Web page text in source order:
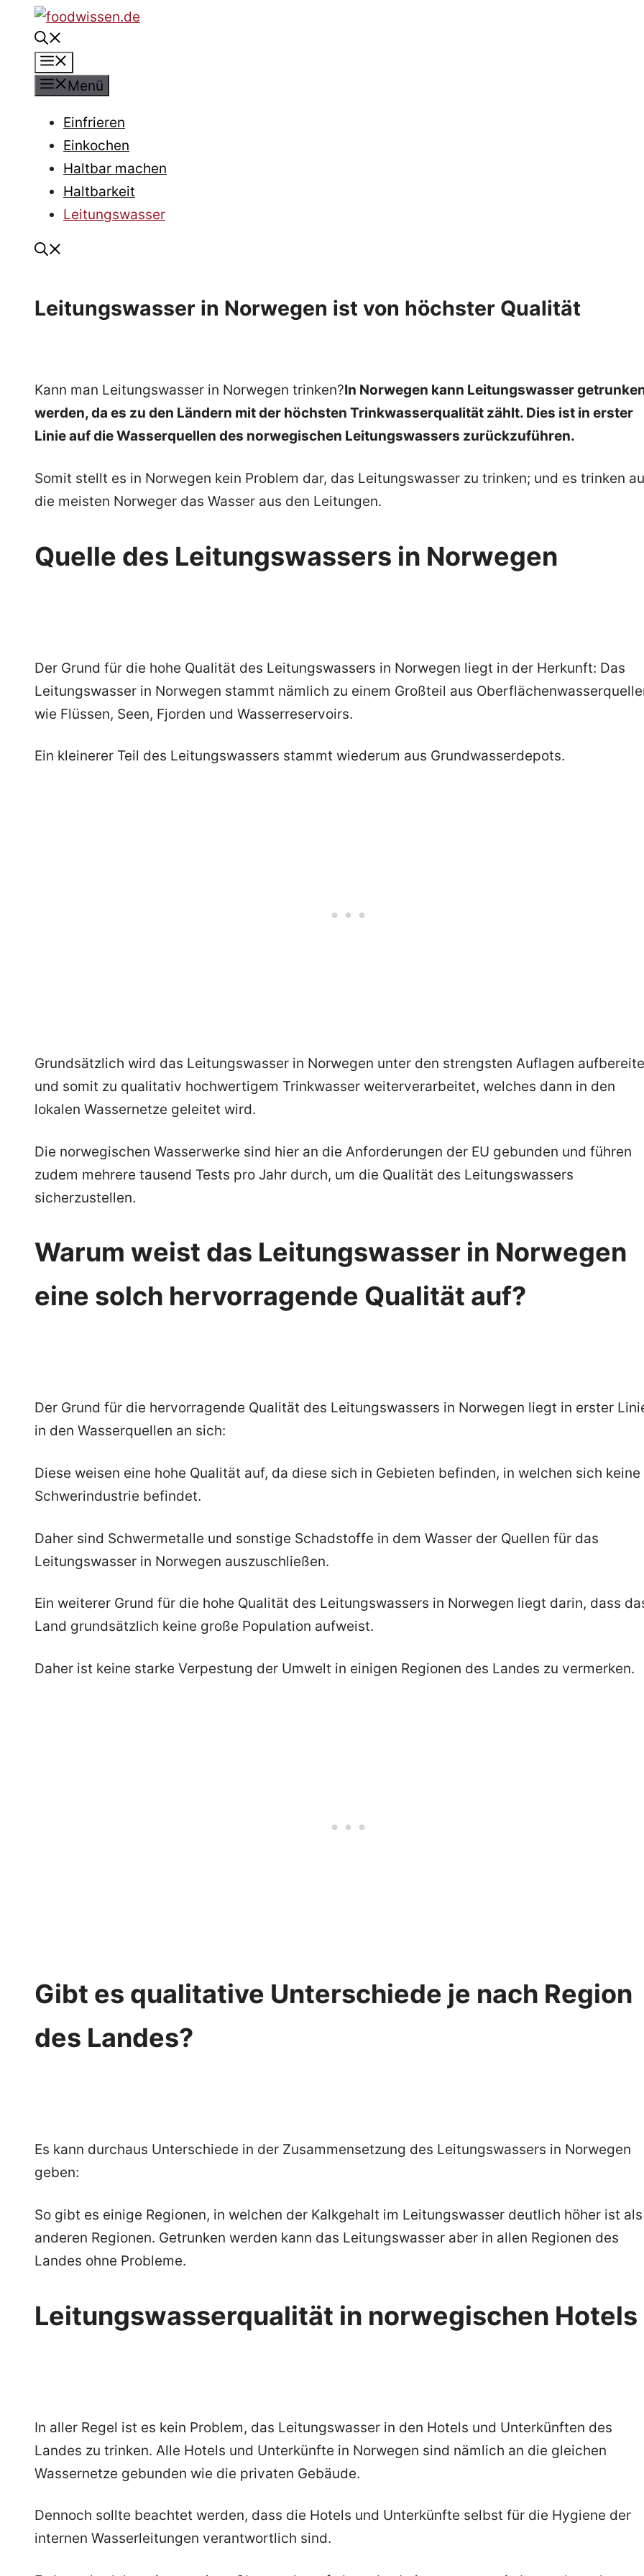
Inhalt
springen
Menü
Einfrieren
Einkochen
Haltbar machen
Haltbarkeit
Leitungswasser
Leitungswasser in Norwegen ist von höchster Qualität
Kann man Leitungswasser in Norwegen trinken?In Norwegen kann Leitungswasser
werden, da es zu den Ländern mit der höchsten Trinkwasserqualität zählt. Dies ist in erster
Linie auf die Wasserquellen des norwegischen Leitungswassers zurückzuführen.
Somit stellt es in Norwegen kein Problem dar, das Leitungswasser zu trinken; und es trinken
die meisten Norweger das Wasser aus den Leitungen.
Quelle des Leitungswassers in Norwegen
Der Grund für die hohe Qualität des Leitungswassers in Norwegen liegt in der Herkunft: Das
Leitungswasser in Norwegen stammt nämlich zu einem Großteil aus
wie Flüssen, Seen, Fjorden und Wasserreservoirs.
Ein kleinerer Teil des Leitungswassers stammt wiederum aus Grundwasserdepots.
Grundsätzlich wird das Leitungswasser in Norwegen unter den strengsten Auflagen
und somit zu qualitativ hochwertigem Trinkwasser weiterverarbeitet, welches dann in den
lokalen Wassernetze geleitet wird.
Die norwegischen Wasserwerke sind hier an die Anforderungen der EU gebunden und führen
zudem mehrere tausend Tests pro Jahr durch, um die Qualität des Leitungswassers
sicherzustellen.
Warum weist das Leitungswasser in Norwegen
eine solch hervorragende Qualität auf?
Der Grund für die hervorragende Qualität des Leitungswassers in Norwegen liegt in erster
in den Wasserquellen an sich:
Diese weisen eine hohe Qualität auf, da diese sich in Gebieten befinden, in welchen sich keine
Schwerindustrie befindet.
Daher sind Schwermetalle und sonstige Schadstoffe in dem Wasser der Quellen für das
Leitungswasser in Norwegen auszuschließen.
Ein weiterer Grund für die hohe Qualität des Leitungswassers in Norwegen liegt darin, dass
Land grundsätzlich keine große Population aufweist.
Daher ist keine starke Verpestung der Umwelt in einigen Regionen des Landes zu vermerken.
Gibt es qualitative Unterschiede je nach Region
des Landes?
Es kann durchaus Unterschiede in der Zusammensetzung des Leitungswassers in Norwegen
geben:
So gibt es einige Regionen, in welchen der Kalkgehalt im Leitungswasser deutlich höher ist
anderen Regionen. Getrunken werden kann das Leitungswasser aber in allen Regionen des
Landes ohne Probleme.
Leitungswasserqualität in norwegischen Hotels
In aller Regel ist es kein Problem, das Leitungswasser in den Hotels und Unterkünften des
Landes zu trinken. Alle Hotels und Unterkünfte in Norwegen sind nämlich an die gleichen
Wassernetze gebunden wie die privaten Gebäude.
Dennoch sollte beachtet werden, dass die Hotels und Unterkünfte selbst für die Hygiene der
internen Wasserleitungen verantwortlich sind.